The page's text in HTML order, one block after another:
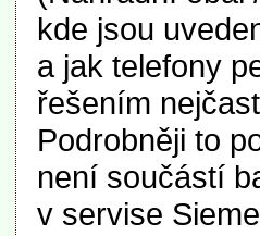
kde jsou
a jak telefony
řešením
Podrobněji to
není součástí
v servise